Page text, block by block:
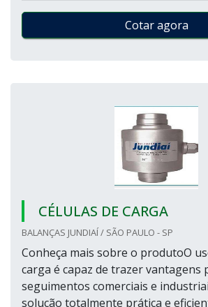
Cotar agora
CÉLULAS DE CARGA
BALANÇAS JUNDIAÍ / SÃO PAULO - SP
Conheça mais sobre o produtoO
carga é capaz de trazer vantagens
seguimentos comerciais e
solução totalmente prática e